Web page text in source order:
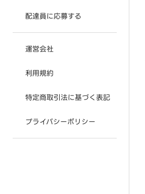
配達員に応募する
運営会社
利用規約
特定商取引法に基づく表記
プライバシーポリシー